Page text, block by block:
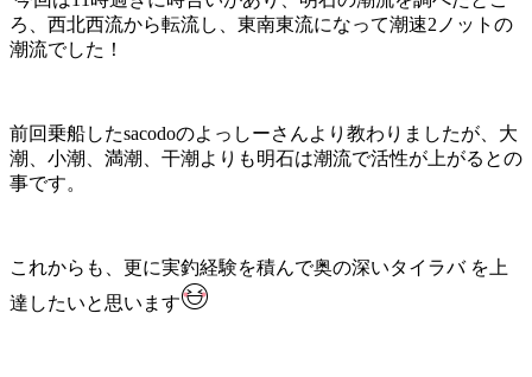
ろ、西北西流から転流し、東南東流になって潮速2ノットの
潮流でした！
前回乗船したsacodoのよっしーさんより教わりましたが、大
潮、小潮、満潮、干潮よりも明石は潮流で活性が上がるとの
事です。
これからも、更に実釣経験を積んで奥の深いタイラバ を上
達したいと思います